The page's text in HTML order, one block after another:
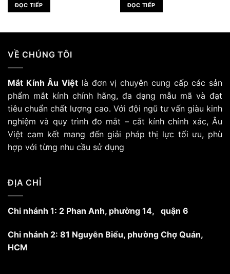
ĐỌC TIẾP ĐỌC TIẾP
VỀ CHÚNG TÔI
Mắt Kính Âu Việt là đơn vị chuyên cung cấp các sản
phẩm mắt kính chính hãng, đa dạng mẫu mã và đạt
tiêu chuẩn chất lượng cao. Với đội ngũ tư vấn giàu kinh
nghiệm và quy trình đo mắt – cắt kính chính xác, Âu
Việt cam kết mang đến giải pháp thị lực tối ưu, phù
hợp với từng nhu cầu sử dụng
ĐỊA CHỈ
Chi nhánh 1: 2 Phan Anh, phường 14, quận 6
Chi nhánh 2: 81 Nguyễn Biểu, phường Chợ Quán,
HCM